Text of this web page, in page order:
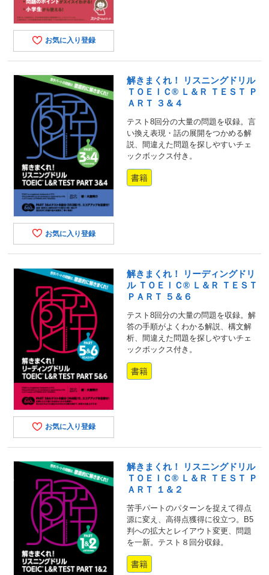
お気に入り登録
お気に入り登録
解きまくれ！ リスニングドリル
ＴＯＥＩＣ® Ｌ＆Ｒ ＴＥＳＴ Ｐ
ＡＲＴ ３＆４
テスト8回分の大量の問題を収録。言
い換え表現・話の展開をつかめる解
説、間違えた問題を探しやすいチェ
ックボックス付き。
書籍
お気に入り登録
解きまくれ！ リーディングドリ
ル ＴＯＥＩＣ® Ｌ＆Ｒ ＴＥＳＴ
ＰＡＲＴ ５＆６
テスト8回分の大量の問題を収録。解
答の手順がよくわかる解説、構文解
析、間違えた問題を探しやすいチェ
ックボックス付き。
書籍
解きまくれ！ リスニングドリル
ＴＯＥＩＣ® Ｌ＆Ｒ ＴＥＳＴ Ｐ
ＡＲＴ １＆２
苦手パートのパターンを捉えて得点
源に変え、高得点獲得に役立つ。B5
判への拡大とレイアウト変更、問題
を一新。テスト８回分収録。
書籍